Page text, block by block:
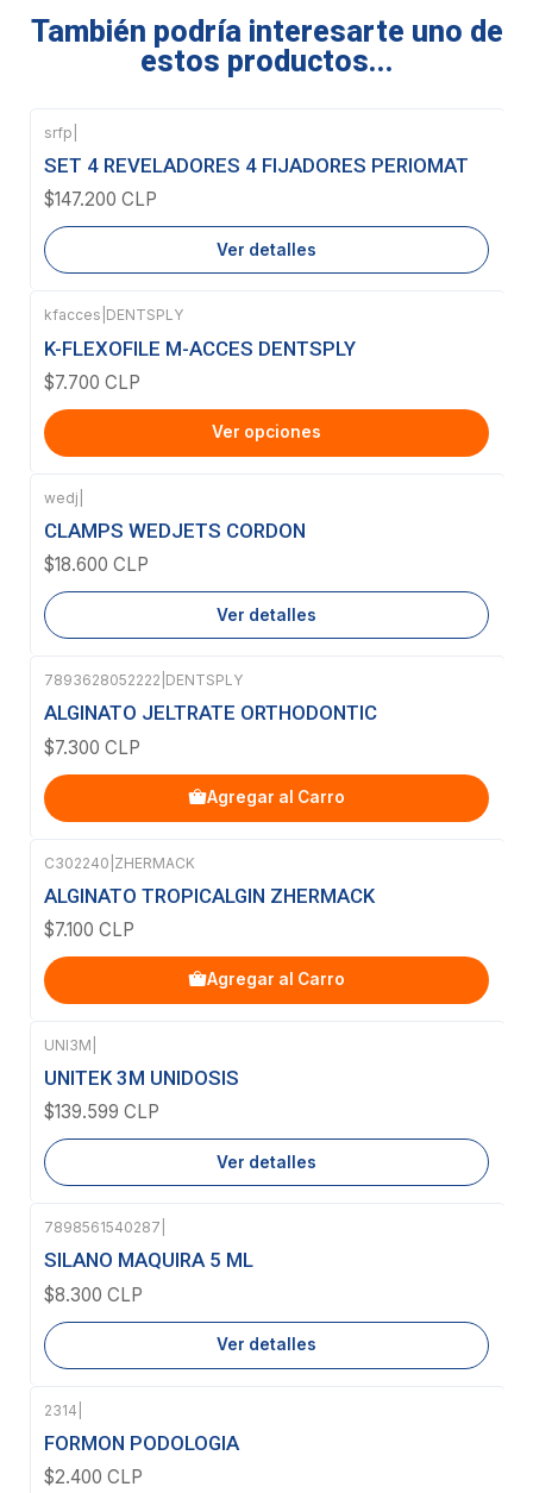
También podría interesarte uno de
estos productos...
Agotado
srfp
SET 4 REVELADORES 4 FIJADORES PERIOMAT
$147.200 CLP
Ver detalles
kfacces DENTSPLY
K-FLEXOFILE M-ACCES DENTSPLY
$7.700 CLP
Ver opciones
Agotado
wedj
CLAMPS WEDJETS CORDON
$18.600 CLP
Ver detalles
7893628052222 DENTSPLY
ALGINATO JELTRATE ORTHODONTIC
$7.300 CLP
Agregar al Carro
C302240 ZHERMACK
ALGINATO TROPICALGIN ZHERMACK
$7.100 CLP
Agregar al Carro
Agotado
UNI3M
UNITEK 3M UNIDOSIS
$139.599 CLP
Ver detalles
Agotado
7898561540287
SILANO MAQUIRA 5 ML
$8.300 CLP
Ver detalles
Agotado
2314
FORMON PODOLOGIA
$2.400 CLP